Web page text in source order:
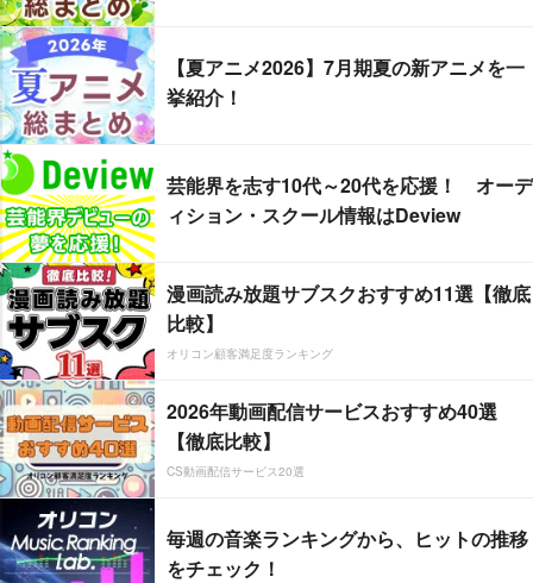
【夏アニメ2026】7月期夏の新アニメを一
挙紹介！
芸能界を志す10代～20代を応援！ オーデ
ィション・スクール情報はDeview
漫画読み放題サブスクおすすめ11選【徹底
比較】
オリコン顧客満足度ランキング
2026年動画配信サービスおすすめ40選
【徹底比較】
CS動画配信サービス20選
毎週の音楽ランキングから、ヒットの推移
をチェック！